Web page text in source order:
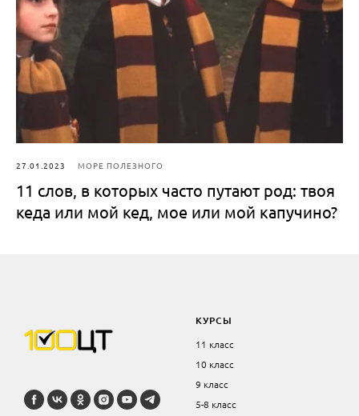
27.01.2023 МОРЕ ПОЛЕЗНОГО
11 слов, в которых часто путают род: твоя
кеда или мой кед, мое или мой капучино?
КУРСЫ
11 класс
10 класс
9 класс
5-8 класс